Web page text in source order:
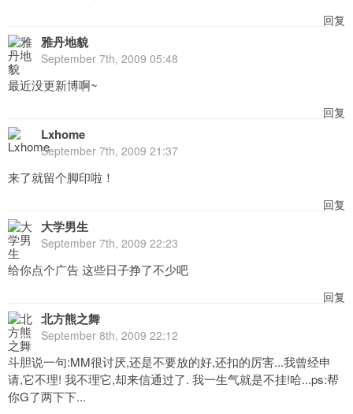
回复
雅丹地貌
September 7th, 2009 05:48
最近没更新博啊~
回复
Lxhome
September 7th, 2009 21:37
来了就留个脚印啦！
回复
大学男生
September 7th, 2009 22:23
给你点个广告 这些日子挣了不少吧
回复
北方熊之舞
September 8th, 2009 22:12
斗胆说一句:MM很讨厌,还是不要放的好,还扣的厉害...我曾经申
请,它不理! 我不理它,却来信通过了. 我一生气就是不挂!哈...ps:帮
你G了两下下...